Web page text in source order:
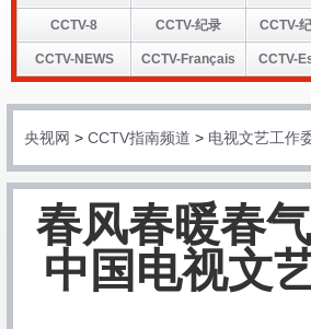
CCTV-8 CCTV-纪录 CCTV-
CCTV-NEWS CCTV-Français CCTV-
央视网 > CCTV指南频道 > 电视文艺工作
春风春暖春
中国电视文